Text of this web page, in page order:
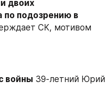
двоих
по подозрению в
СК, мотивом
войны 39-летний Юрий